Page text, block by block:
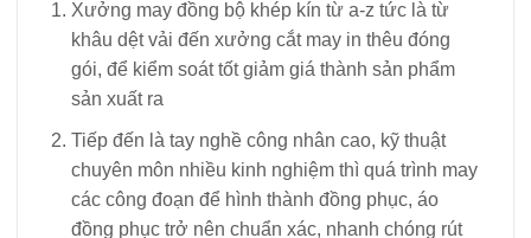
Xưởng may đồng bộ khép kín từ a-z tức là từ
khâu dệt vải đến xưởng cắt may in thêu đóng
gói, để kiểm soát tốt giảm giá thành sản phẩm
sản xuất ra
Tiếp đến là tay nghề công nhân cao, kỹ thuật
chuyên môn nhiều kinh nghiệm thì quá trình may
các công đoạn để hình thành đồng phục, áo
đồng phục trở nên chuẩn xác, nhanh chóng rút